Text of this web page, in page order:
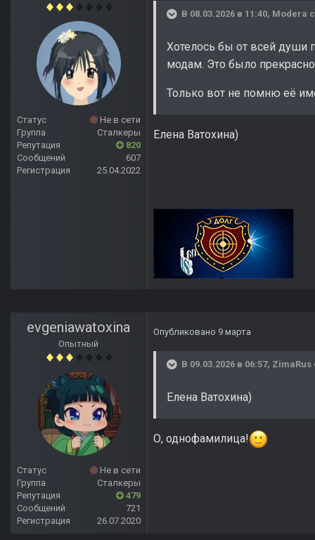
Статус
Не в сети
Группа
Сталкеры
Репутация
820
Сообщений
607
Регистрация
25.04.2022
В 08.03.2026 в 11:40, Modera
Хотелось бы от всей души
модам. Это было
Только вот не помню её
Елена Ватохина)
evgeniawatoxina
Опытный
Статус
Не в сети
Группа
Сталкеры
Репутация
479
Сообщений
721
Регистрация
26.07.2020
Опубликовано 9 марта
В 09.03.2026 в 06:57, ZimaRus
Елена Ватохина)
О, однофамилица!